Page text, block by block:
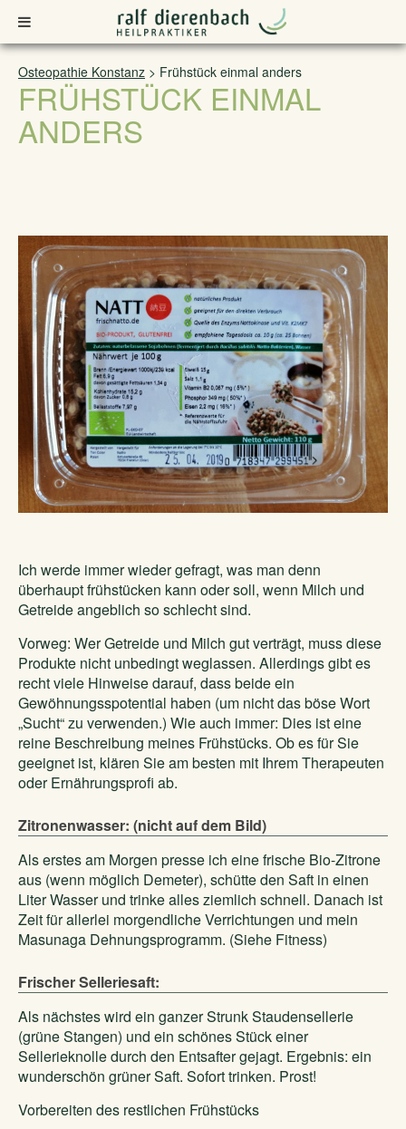
Osteopathie Konstanz > Frühstück einmal anders
FRÜHSTÜCK EINMAL
ANDERS
Ich werde immer wieder gefragt, was man denn
überhaupt frühstücken kann oder soll, wenn Milch und
Getreide angeblich so schlecht sind.
Vorweg: Wer Getreide und Milch gut verträgt, muss diese
Produkte nicht unbedingt weglassen. Allerdings gibt es
recht viele Hinweise darauf, dass beide ein
Gewöhnungsspotential haben (um nicht das böse Wort
„Sucht“ zu verwenden.) Wie auch immer: Dies ist eine
reine Beschreibung meines Frühstücks. Ob es für Sie
geeignet ist, klären Sie am besten mit Ihrem Therapeuten
oder Ernährungsprofi ab.
Zitronenwasser: (nicht auf dem Bild)
Als erstes am Morgen presse ich eine frische Bio-Zitrone
aus (wenn möglich Demeter), schütte den Saft in einen
Liter Wasser und trinke alles ziemlich schnell. Danach ist
Zeit für allerlei morgendliche Verrichtungen und mein
Masunaga Dehnungsprogramm. (Siehe Fitness)
Frischer Selleriesaft:
Als nächstes wird ein ganzer Strunk Staudensellerie
(grüne Stangen) und ein schönes Stück einer
Sellerieknolle durch den Entsafter gejagt. Ergebnis: ein
wunderschön grüner Saft. Sofort trinken. Prost!
Vorbereiten des restlichen Frühstücks